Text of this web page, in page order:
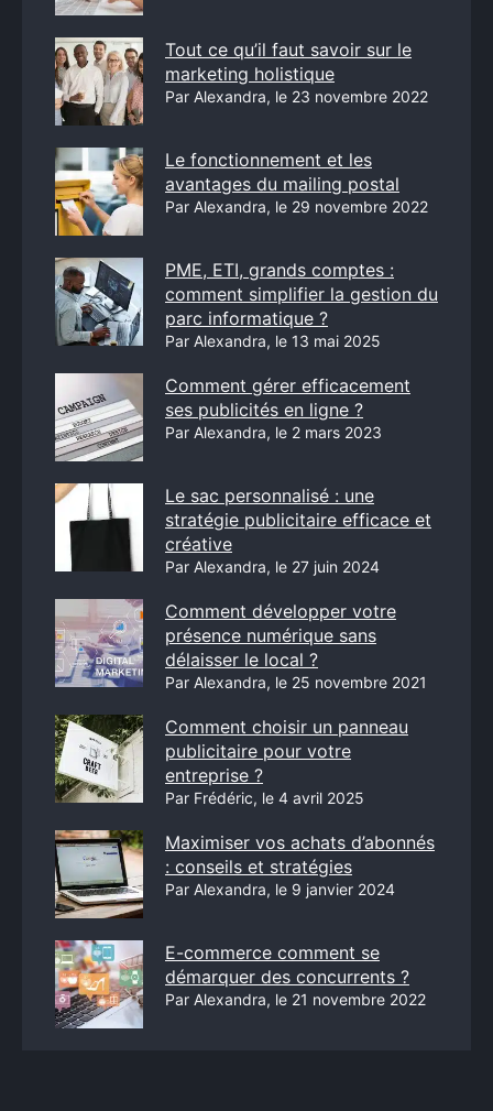
Tout ce qu’il faut savoir sur le
marketing holistique
Par Alexandra, le 23 novembre 2022
Le fonctionnement et les
avantages du mailing postal
Par Alexandra, le 29 novembre 2022
PME, ETI, grands comptes :
comment simplifier la gestion du
parc informatique ?
Par Alexandra, le 13 mai 2025
Comment gérer efficacement
ses publicités en ligne ?
Par Alexandra, le 2 mars 2023
Le sac personnalisé : une
stratégie publicitaire efficace et
créative
Par Alexandra, le 27 juin 2024
Comment développer votre
présence numérique sans
délaisser le local ?
Par Alexandra, le 25 novembre 2021
Comment choisir un panneau
publicitaire pour votre
entreprise ?
Par Frédéric, le 4 avril 2025
Maximiser vos achats d’abonnés
: conseils et stratégies
Par Alexandra, le 9 janvier 2024
E-commerce comment se
démarquer des concurrents ?
Par Alexandra, le 21 novembre 2022